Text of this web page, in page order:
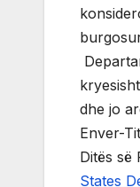
dhe jo
Enver-
Ditës së
States